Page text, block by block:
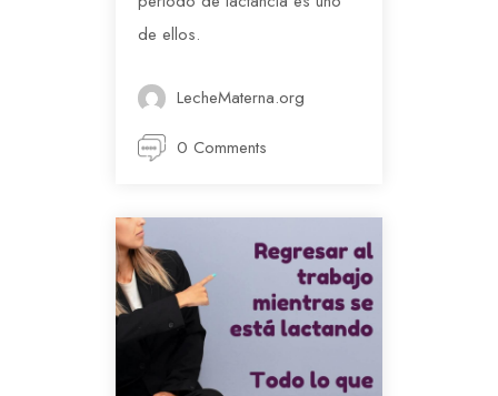
de ellos.
LecheMaterna.org
0 Comments